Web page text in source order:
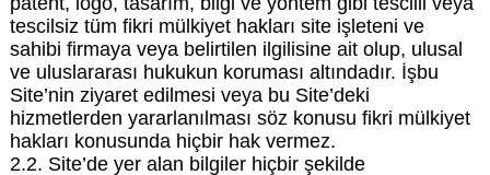
tescilsiz tüm fikri mülkiyet hakları site işleteni ve
sahibi firmaya veya belirtilen ilgilisine ait olup, ulusal
ve uluslararası hukukun koruması altındadır. İşbu
Site’nin ziyaret edilmesi veya bu Site’deki
hizmetlerden yararlanılması söz konusu fikri mülkiyet
hakları konusunda hiçbir hak vermez.
2.2. Site’de yer alan bilgiler hiçbir şekilde